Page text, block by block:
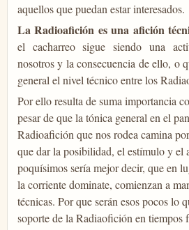
aquellos que puedan estar interesados.
La Radioafición es una afición
el cacharreo sigue siendo una
nosotros y la consecuencia de ello, o
general el nivel técnico entre los
Por ello resulta de suma importancia
pesar de que la tónica general en el
Radioafición que nos rodea camina
que dar la posibilidad, el estímulo y el
poquísimos sería mejor decir, que en
la corriente dominate, comienzan a
técnicas. Por que serán esos pocos lo
soporte de la Radiaofición en tiempos